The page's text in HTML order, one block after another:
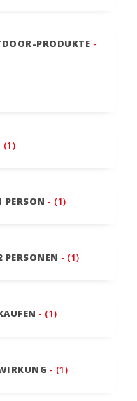
PRODUKTE -
(1)
- (1)
- (1)
- (1)
- (1)